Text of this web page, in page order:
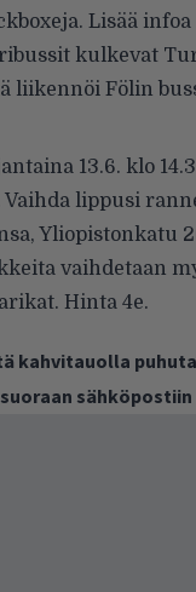
Lisää infoa
kulkevat
liikennöi Fölin
13.6. klo
lippusi
Yliopistonkatu
vaihdetaan
Hinta 4e.
kahvitauolla